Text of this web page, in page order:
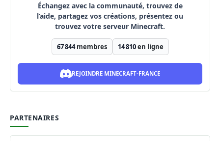
Échangez avec la communauté, trouvez de
l’aide, partagez vos créations, présentez ou
trouvez votre serveur Minecraft.
67 844membres 14 810en ligne
REJOINDRE MINECRAFT-FRANCE
PARTENAIRES